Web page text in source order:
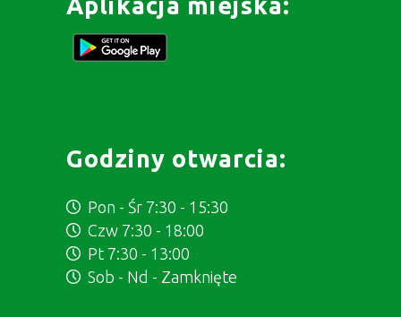
Godziny otwarcia:
Pon - Śr 7:30 - 15:30
Czw 7:30 - 18:00
Pt 7:30 - 13:00
Sob - Nd - Zamknięte